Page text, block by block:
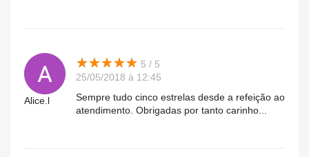
Alice.l
★★★★★
★★★★★ 5 / 5
25/05/2018 à 12:45
Sempre tudo cinco estrelas desde a refeição ao
atendimento. Obrigadas por tanto carinho...